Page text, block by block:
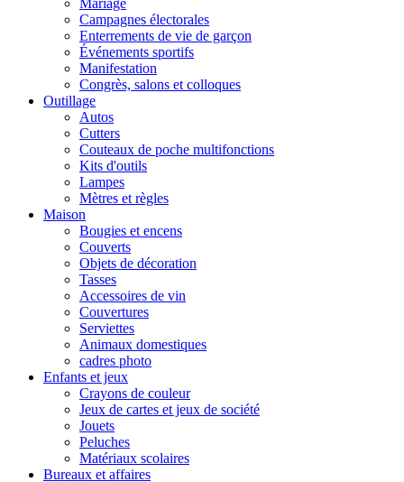
Campagnes électorales
Enterrements de vie de garçon
Événements sportifs
Manifestation
Congrès, salons et colloques
Outillage
Autos
Cutters
Couteaux de poche multifonctions
Kits d'outils
Lampes
Mètres et règles
Maison
Bougies et encens
Couverts
Objets de décoration
Tasses
Accessoires de vin
Couvertures
Serviettes
Animaux domestiques
cadres photo
Enfants et jeux
Crayons de couleur
Jeux de cartes et jeux de société
Jouets
Peluches
Matériaux scolaires
Bureaux et affaires